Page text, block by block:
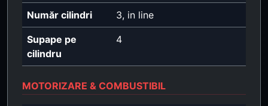
Număr cilindri 3, in line
Supape pe
cilindru
4
MOTORIZARE & COMBUSTIBIL